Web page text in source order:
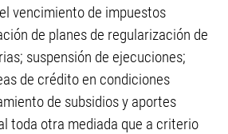
vencimiento de impuestos
de planes de regularización de
suspensión de ejecuciones;
de crédito en condiciones
de subsidios y aportes
toda otra mediada que a criterio